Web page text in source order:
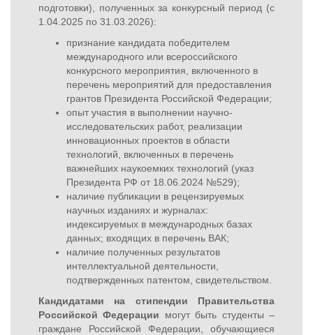
подготовки), полученных за конкурсный период (с
1.04.2025 по 31.03.2026):
признание кандидата победителем
международного или всероссийского
конкурсного мероприятия, включенного в
перечень мероприятий для предоставления
грантов Президента Российской Федерации;
опыт участия в выполнении научно-
исследовательских работ, реализации
инновационных проектов в области
технологий, включенных в перечень
важнейших наукоемких технологий (указ
Президента РФ от 18.06.2024 №529);
наличие публикации в рецензируемых
научных изданиях и журналах:
индексируемых в международных базах
данных; входящих в перечень ВАК;
наличие полученных результатов
интеллектуальной деятельности,
подтвержденных патентом, свидетельством.
Кандидатами на стипендии Правительства
Российской Федерации могут быть студенты –
граждане Российской Федерации, обучающиеся